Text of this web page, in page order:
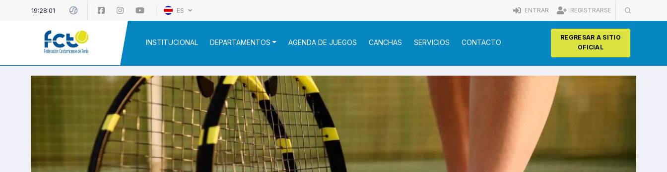
19:28:02 ES ENTRAR REGISTRARSE
INSTITUCIONAL DEPARTAMENTOS AGENDA DE JUEGOS CANCHAS SERVICIOS CONTACTO
REGRESAR A SITIO
OFICIAL